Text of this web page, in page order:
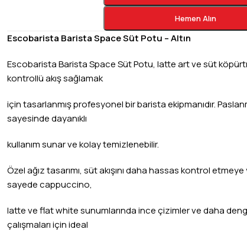
Hemen Alın
Escobarista Barista Space Süt Potu – Altın
Escobarista Barista Space Süt Potu, latte art ve süt
kontrollü akış sağlamak
için tasarlanmış profesyonel bir barista ekipmanıdır.
sayesinde dayanıklı
kullanım sunar ve kolay temizlenebilir.
Özel ağız tasarımı, süt akışını daha hassas kontrol etmeye
sayede cappuccino,
latte ve flat white sunumlarında ince çizimler ve daha
çalışmaları için ideal